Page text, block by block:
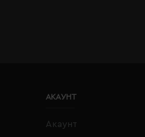
АКАУНТ
Акаунт